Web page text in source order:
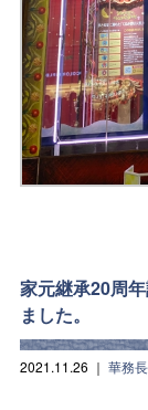
家元継承20周
ました。
2021.11.26 ｜ 華務